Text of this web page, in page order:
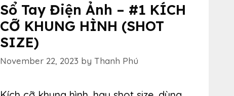
Sổ Tay Điện Ảnh – #1 KÍCH
CỠ KHUNG HÌNH (SHOT
SIZE)
November 22, 2023 by Thanh Phú